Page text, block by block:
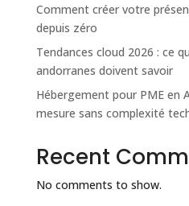
Comment créer votre
depuis zéro
Tendances cloud 2026 : ce
andorranes doivent savoir
Hébergement pour PME en
mesure sans complexité
Recent
No comments to show.